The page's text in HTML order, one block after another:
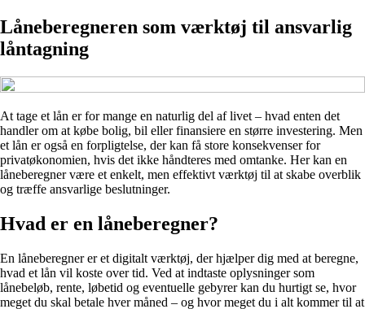
Låneberegneren som værktøj til ansvarlig
låntagning
At tage et lån er for mange en naturlig del af livet – hvad enten det
handler om at købe bolig, bil eller finansiere en større investering. Men
et lån er også en forpligtelse, der kan få store konsekvenser for
privatøkonomien, hvis det ikke håndteres med omtanke. Her kan en
låneberegner være et enkelt, men effektivt værktøj til at skabe overblik
og træffe ansvarlige beslutninger.
Hvad er en låneberegner?
En låneberegner er et digitalt værktøj, der hjælper dig med at beregne,
hvad et lån vil koste over tid. Ved at indtaste oplysninger som
lånebeløb, rente, løbetid og eventuelle gebyrer kan du hurtigt se, hvor
meget du skal betale hver måned – og hvor meget du i alt kommer til at